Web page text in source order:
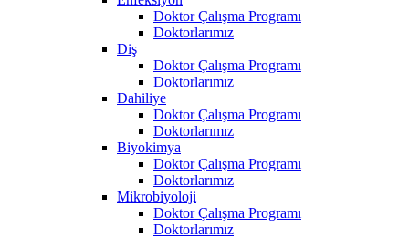
Doktor Çalışma Programı
Doktorlarımız
Diş
Doktor Çalışma Programı
Doktorlarımız
Dahiliye
Doktor Çalışma Programı
Doktorlarımız
Biyokimya
Doktor Çalışma Programı
Doktorlarımız
Mikrobiyoloji
Doktor Çalışma Programı
Doktorlarımız